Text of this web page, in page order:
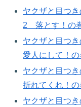
ヤクザと目つ
2 落とす！の
ヤクザと目つ
愛人にして！の
ヤクザと目つ
折れてくれ！の
ヤクザと目つ